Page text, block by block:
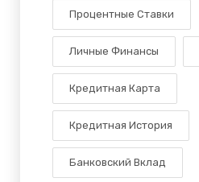
Процентные Ставки
Личные Финансы
Кредитная Карта
Кредитная История
Банковский Вклад